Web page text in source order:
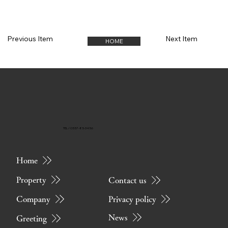
Previous Item HOME Next Item
Home
Property
Company
Greeting
Contact us
Privacy policy
News
TEL / 0557-85-3456